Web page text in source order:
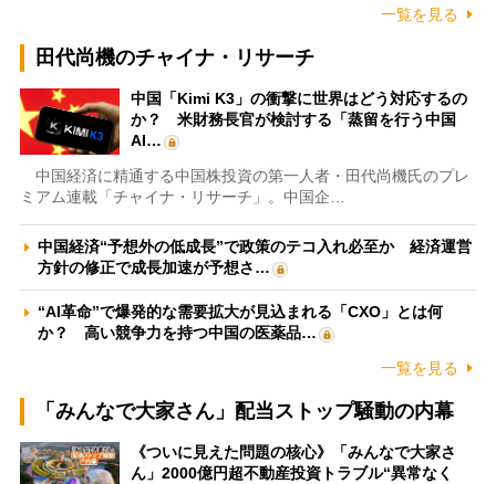
一覧を見る
田代尚機のチャイナ・リサーチ
中国「Kimi K3」の衝撃に世界はどう対応するの
か？ 米財務長官が検討する「蒸留を行う中国
AI…
中国経済に精通する中国株投資の第一人者・田代尚機氏のプレ
ミアム連載「チャイナ・リサーチ」。中国企…
中国経済“予想外の低成長”で政策のテコ入れ必至か 経済運営
方針の修正で成長加速が予想さ…
“AI革命”で爆発的な需要拡大が見込まれる「CXO」とは何
か？ 高い競争力を持つ中国の医薬品…
一覧を見る
「みんなで大家さん」配当ストップ騒動の内幕
《ついに見えた問題の核心》「みんなで大家さ
ん」2000億円超不動産投資トラブル“異常なく